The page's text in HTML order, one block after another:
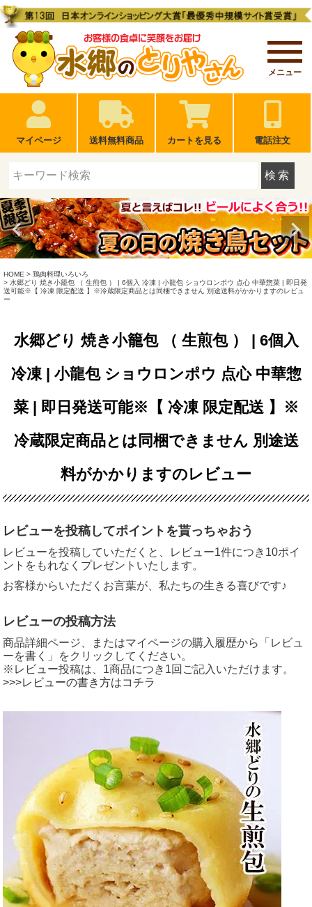
メニュー
マイページ 送料無料商品 カートを見る 電話注文
検索
HOME
鶏肉料理いろいろ
水郷どり 焼き小籠包 （ 生煎包 ） | 6個入 冷凍 | 小龍包 ショウロンポウ 点心 中華惣菜 | 即日発
送可能※【 冷凍 限定配送 】※冷蔵限定商品とは同梱できません 別途送料がかかりますのレビュ
ー
水郷どり 焼き小籠包 （ 生煎包 ） | 6個入
冷凍 | 小龍包 ショウロンポウ 点心 中華惣
菜 | 即日発送可能※【 冷凍 限定配送 】※
冷蔵限定商品とは同梱できません 別途送
料がかかりますのレビュー
レビューを投稿してポイントを貰っちゃおう
レビューを投稿していただくと、レビュー1件につき10ポイ
ントをもれなくプレゼントいたします。
お客様からいただくお言葉が、私たちの生きる喜びです♪
レビューの投稿方法
商品詳細ページ、またはマイページの購入履歴から「レビュ
ーを書く」をクリックしてください。
※レビュー投稿は、1商品につき1回ご記入いただけます。
>>>レビューの書き方はコチラ